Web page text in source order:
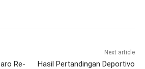
Re-
Next article
Hasil Pertandingan Deportivo